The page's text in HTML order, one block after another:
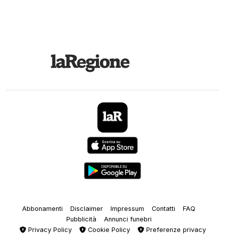
Abbonamenti Disclaimer Impressum Contatti
FAQ
Pubblicità
Annunci funebri
Privacy Policy
Cookie Policy Preferenze privacy